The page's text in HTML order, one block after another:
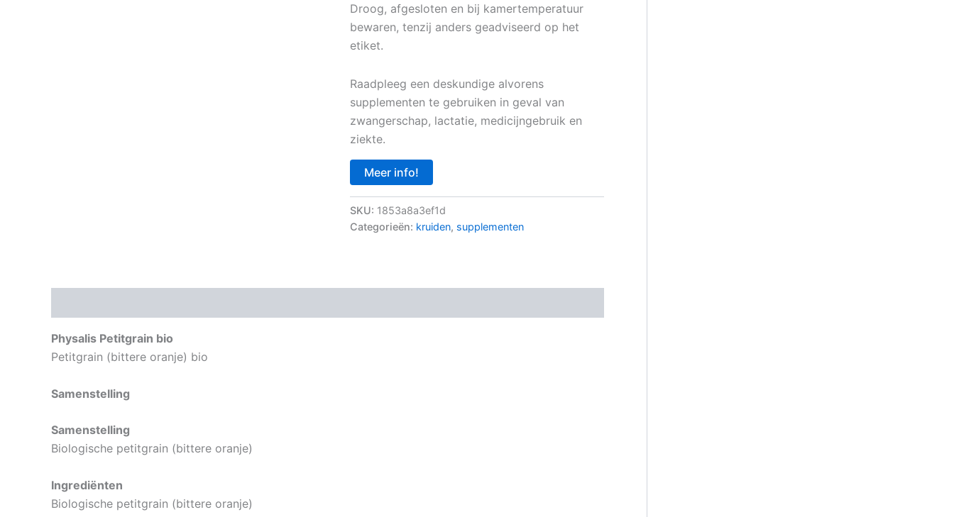
Droog, afgesloten en bij kamertemperatuur
bewaren, tenzij anders geadviseerd op het
etiket.
Raadpleeg een deskundige alvorens
supplementen te gebruiken in geval van
zwangerschap, lactatie, medicijngebruik en
ziekte.
Meer info!
SKU: 1853a8a3ef1d
Categorieën: kruiden, supplementen
Physalis Petitgrain bio
Petitgrain (bittere oranje) bio
Samenstelling
Samenstelling
Biologische petitgrain (bittere oranje)
Ingrediënten
Biologische petitgrain (bittere oranje)